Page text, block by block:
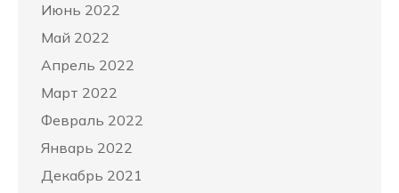
Июнь 2022
Май 2022
Апрель 2022
Март 2022
Февраль 2022
Январь 2022
Декабрь 2021